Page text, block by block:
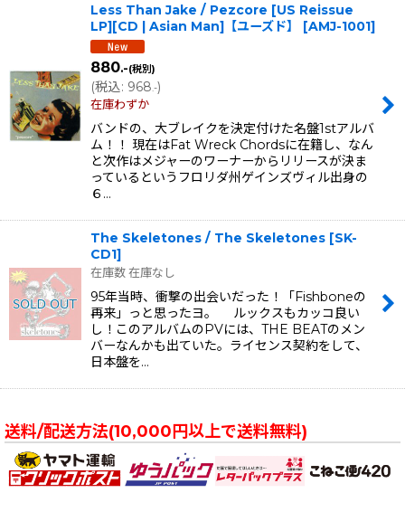
Less Than Jake / Pezcore [US Reissue
LP][CD | Asian Man]【ユーズド】
[AMJ-1001]
880.-(税別)
(税込: 968.-)
在庫わずか
バンドの、大ブレイクを決定付けた名盤1stアルバ
ム！！ 現在はFat Wreck Chordsに在籍し、なん
と次作はメジャーのワーナーからリリースが決ま
っているというフロリダ州ゲインズヴィル出身の
６…
The Skeletones / The Skeletones [SK-
CD1]
在庫数 在庫なし
95年当時、衝撃の出会いだった！「Fishboneの
再来」っと思ったヨ。 ルックスもカッコ良い
し！このアルバムのPVには、THE BEATのメン
バーなんかも出ていた。ライセンス契約をして、
日本盤を…
送料/配送方法(10,000円以上で送料無料)